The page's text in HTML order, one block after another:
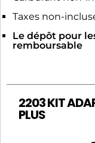
Taxes non-
Le dépôt pour
remboursable
2203 KIT
PLUS